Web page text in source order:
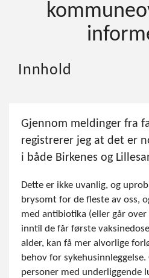
Innhold
Gjennom meldinger fra
registrerer jeg at det er
i både Birkenes og
Dette er ikke uvanlig, og
brysomt for de fleste av oss,
med antibiotika (eller går over
inntil de får første
alder, kan få mer alvorlige
behov for sykehusinnleggelse.
personer med underliggende